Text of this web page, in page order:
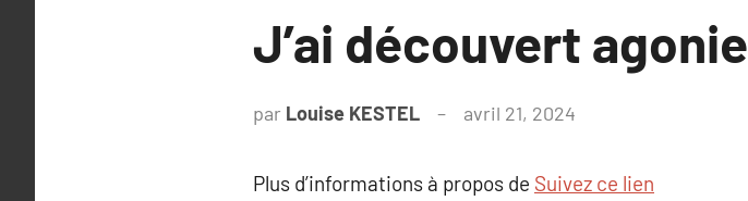
J’ai découvert agonie
par Louise KESTEL avril 21, 2024
Plus d’informations à propos de Suivez ce lien